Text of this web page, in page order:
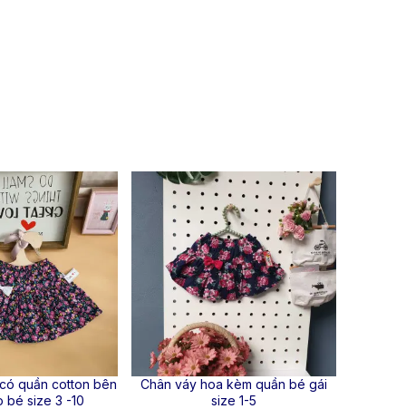
quần cotton bên
bé size 3 -10
Chân váy hoa kèm quần bé gái
size 1-5